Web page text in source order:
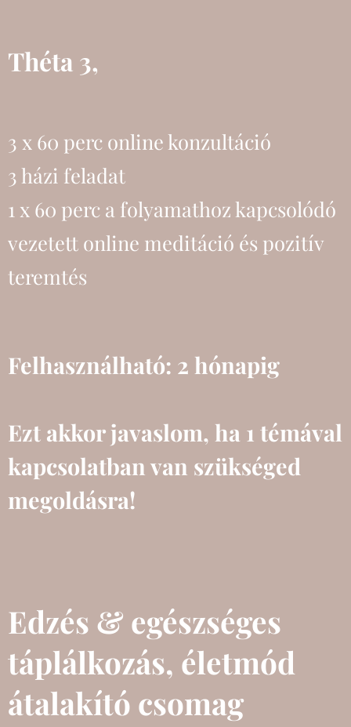
Théta 3,
3 x 60 perc online konzultáció
3 házi feladat
1 x 60 perc a folyamathoz kapcsolódó
vezetett online meditáció és pozitív
teremtés
Felhasználható: 2 hónapig
Ezt akkor javaslom, ha 1 témával
kapcsolatban van szükséged
megoldásra!
Edzés & egészséges
táplálkozás, életmód
átalakító csomag